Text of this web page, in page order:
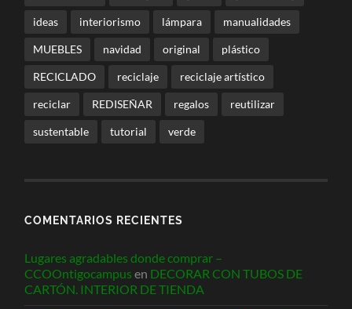
ideas interiorismo lámpara manualidades
MUEBLES navidad original plástico
RECICLADO reciclaje reciclaje artístico
reciclar REDISEÑAR regalos reutilizar
sustentable tutorial verde
COMENTARIOS RECIENTES
Lugares agradables donde comprar –
CCOOntigocampus en DECORAR CON TUBOS DE
CARTÓN. INTERIOR DE TIENDA